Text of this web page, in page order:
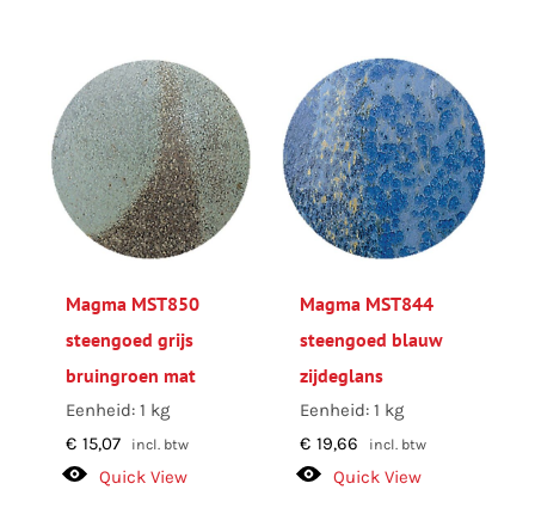
Magma MST850
steengoed grijs
bruingroen mat
Eenheid: 1 kg
€ 15,07 incl. btw
Quick View
Magma MST844
steengoed blauw
zijdeglans
Eenheid: 1 kg
€ 19,66 incl. btw
Quick View